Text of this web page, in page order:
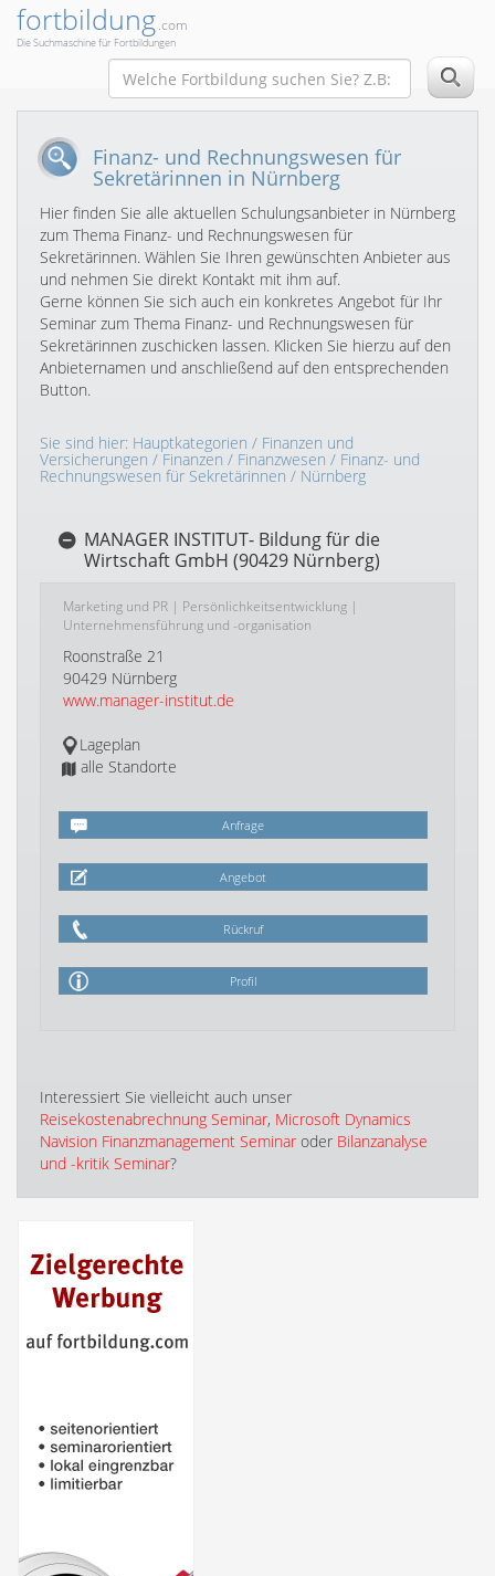
fortbildung.com
Die Suchmaschine für Fortbildungen
Finanz- und Rechnungswesen für
Sekretärinnen in Nürnberg
Hier finden Sie alle aktuellen Schulungsanbieter in Nürnberg
zum Thema Finanz- und Rechnungswesen für
Sekretärinnen. Wählen Sie Ihren gewünschten Anbieter aus
und nehmen Sie direkt Kontakt mit ihm auf.
Gerne können Sie sich auch ein konkretes Angebot für Ihr
Seminar zum Thema Finanz- und Rechnungswesen für
Sekretärinnen zuschicken lassen. Klicken Sie hierzu auf den
Anbieternamen und anschließend auf den entsprechenden
Button.
Sie sind hier: Hauptkategorien / Finanzen und
Versicherungen /Finanzen / Finanzwesen / Finanz- und
Rechnungswesen für Sekretärinnen / Nürnberg
MANAGER INSTITUT- Bildung für die
Wirtschaft GmbH (90429 Nürnberg)
Marketing und PR | Persönlichkeitsentwicklung |
Unternehmensführung und -organisation
Roonstraße 21
90429 Nürnberg
www.manager-institut.de
Lageplan
alle Standorte
Anfrage
Angebot
Rückruf
Profil
Interessiert Sie vielleicht auch unser
Reisekostenabrechnung Seminar, Microsoft Dynamics
Navision Finanzmanagement Seminar oder Bilanzanalyse
und -kritik Seminar?